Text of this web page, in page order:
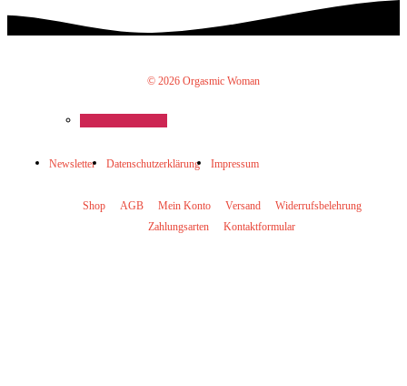
© 2026 Orgasmic Woman
Newsletter Datenschutzerklärung Impressum
Shop AGB Mein Konto Versand
Widerrufsbelehrung
Zahlungsarten
Kontaktformular